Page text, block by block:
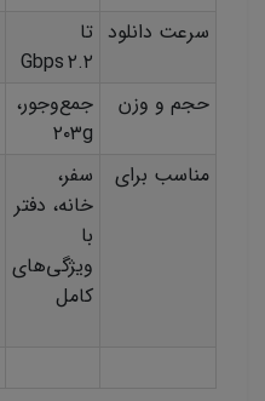
سرعت دانلود تا
۲.۲ Gbps
حجم و وزن
جمع‌وجور،
۲۰۳g
مناسب برای
سفر،
خانه، دفتر
با
ویژگی‌های
کامل